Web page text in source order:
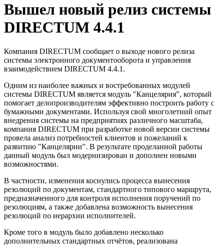
Вышел новый релиз системы
DIRECTUM 4.4.1
Компания DIRECTUM сообщает о выходе нового релиза
системы электронного документооборота и управления
взаимодействием DIRECTUM 4.4.1.
Одним из наиболее важных и востребованных модулей
системы DIRECTUM является модуль "Канцелярия", который
помогает делопроизводителям эффективно построить работу с
бумажными документами. Используя свой многолетний опыт
внедрения системы на предприятиях различного масштаба,
компания DIRECTUM при разработке новой версии системы
провела анализ потребностей клиентов и пожеланий к
развитию "Канцелярии". В результате проделанной работы
данный модуль был модернизирован и дополнен новыми
возможностями.
В частности, изменения коснулись процесса вынесения
резолюций по документам, стандартного типового маршрута,
предназначенного для контроля исполнения поручений по
резолюциям, а также добавлена возможность вынесения
резолюций по иерархии исполнителей.
Кроме того в модуль было добавлено несколько
дополнительных стандартных отчётов, реализована